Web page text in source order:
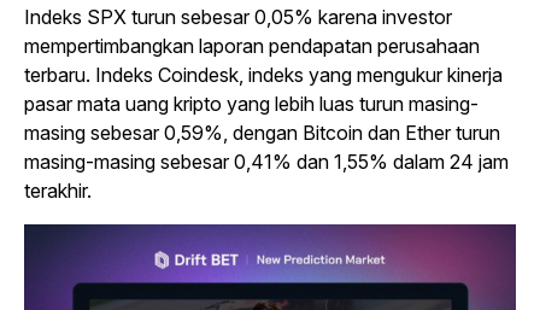
Indeks SPX turun sebesar 0,05% karena investor
mempertimbangkan laporan pendapatan perusahaan
terbaru. Indeks Coindesk, indeks yang mengukur kinerja
pasar mata uang kripto yang lebih luas turun masing-
masing sebesar 0,59%, dengan Bitcoin dan Ether turun
masing-masing sebesar 0,41% dan 1,55% dalam 24 jam
terakhir.